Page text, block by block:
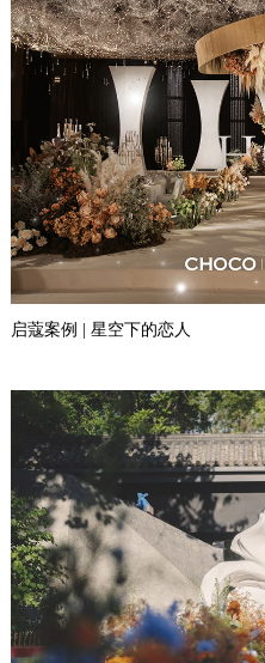
启蔻案例 | 星空下的恋人